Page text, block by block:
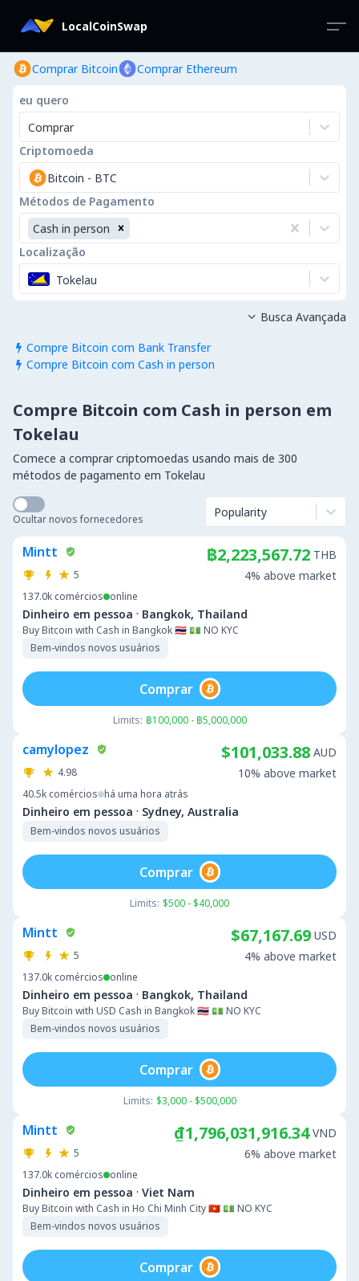
LocalCoinSwap
Comprar Bitcoin Comprar Ethereum
eu quero
Comprar
Criptomoeda
Bitcoin - BTC
Métodos de Pagamento
Cash in person
Localização
Tokelau
 Compre Bitcoin com Bank Transfer
 Compre Bitcoin com Cash in person
 Busca Avançada
Compre Bitcoin com Cash in person em
Tokelau
Comece a comprar criptomoedas usando mais de 300
métodos de pagamento em Tokelau
Ocultar novos fornecedores Popularity
Mintt
5
137.0k comércios online
Dinheiro em pessoa · Bangkok, Thailand
Buy Bitcoin with Cash in Bangkok 🇹🇭 💵 NO KYC
Bem-vindos novos usuários
฿2,223,567.72 THB
4% above market
Limits: ฿100,000 - ฿5,000,000
Comprar
camylopez
4.98
40.5k comércios há uma hora atrás
Dinheiro em pessoa · Sydney, Australia
Bem-vindos novos usuários
$101,033.88 AUD
10% above market
Limits: $500 - $40,000
Comprar
Mintt
5
137.0k comércios online
Dinheiro em pessoa · Bangkok, Thailand
Buy Bitcoin with USD Cash in Bangkok 🇹🇭 💵 NO KYC
Bem-vindos novos usuários
$67,167.69 USD
4% above market
Limits: $3,000 - $500,000
Comprar
Mintt
5
137.0k comércios online
Dinheiro em pessoa · Viet Nam
Buy Bitcoin with Cash in Ho Chi Minh City 🇻🇳 💵 NO KYC
Bem-vindos novos usuários
₫1,796,031,916.34 VND
6% above market
Comprar